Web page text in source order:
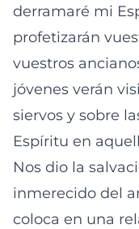
derramaré mi
profetizarán
vuestros
jóvenes verán
siervos y sobre
Espíritu en
Nos dio la
inmerecido del
coloca en una